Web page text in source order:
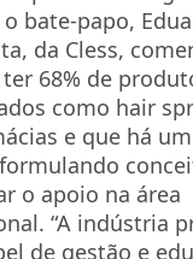
bate-papo,
da Cless,
68% de
como hair
e que há
o apoio na área
“A indústria
de gestão e